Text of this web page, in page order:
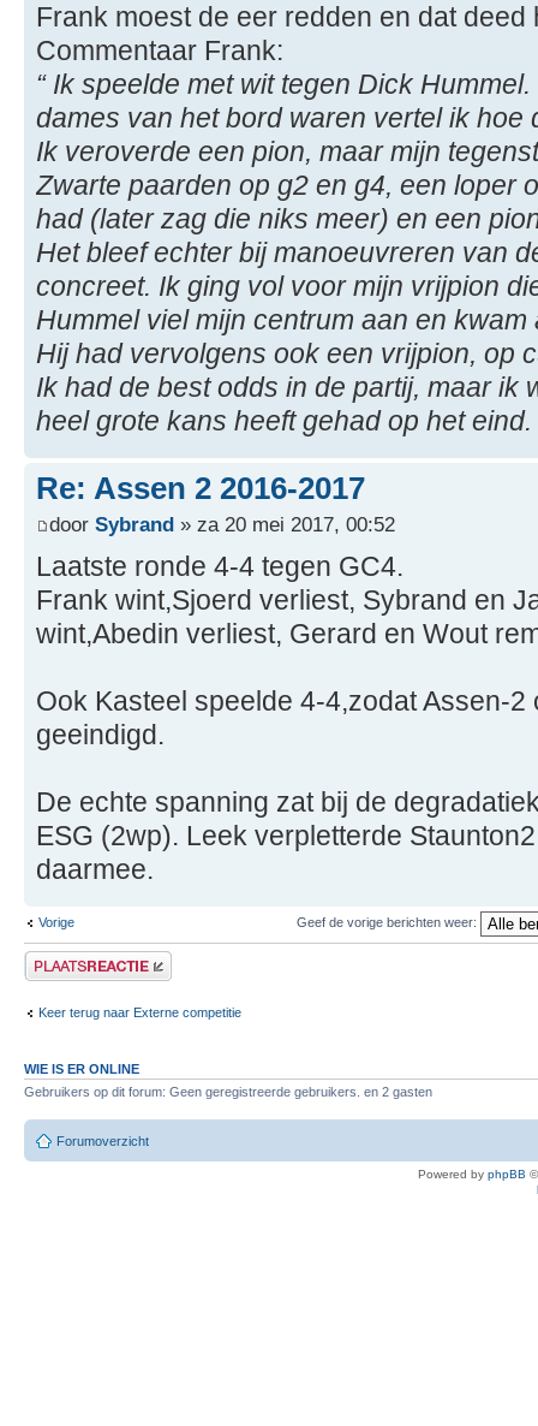
Frank moest de eer redden en dat
Commentaar Frank:
“ Ik speelde met wit tegen Dick
dames van het bord waren vertel ik hoe
Ik veroverde een pion, maar mijn
Zwarte paarden op g2 en g4, een loper
had (later zag die niks meer) en een
Het bleef echter bij manoeuvreren van
concreet. Ik ging vol voor mijn vrijpion
Hummel viel mijn centrum aan en
Hij had vervolgens ook een vrijpion, op
Ik had de best odds in de partij, maar ik
heel grote kans heeft gehad op het
Re: Assen 2 2016-2017
door Sybrand » za 20 mei 2017, 00:52
Laatste ronde 4-4 tegen GC4.
Frank wint,Sjoerd verliest, Sybrand en
wint,Abedin verliest, Gerard en Wout
Ook Kasteel speelde 4-4,zodat Assen-2
geeindigd.
De echte spanning zat bij de
ESG (2wp). Leek verpletterde
daarmee.
Vorige Geef de vorige berichten weer:
Plaats een reactie
Keer terug naar Externe competitie
WIE IS ER ONLINE
Gebruikers op dit forum: Geen geregistreerde gebruikers. en 2 gasten
Forumoverzicht
Powered by phpBB